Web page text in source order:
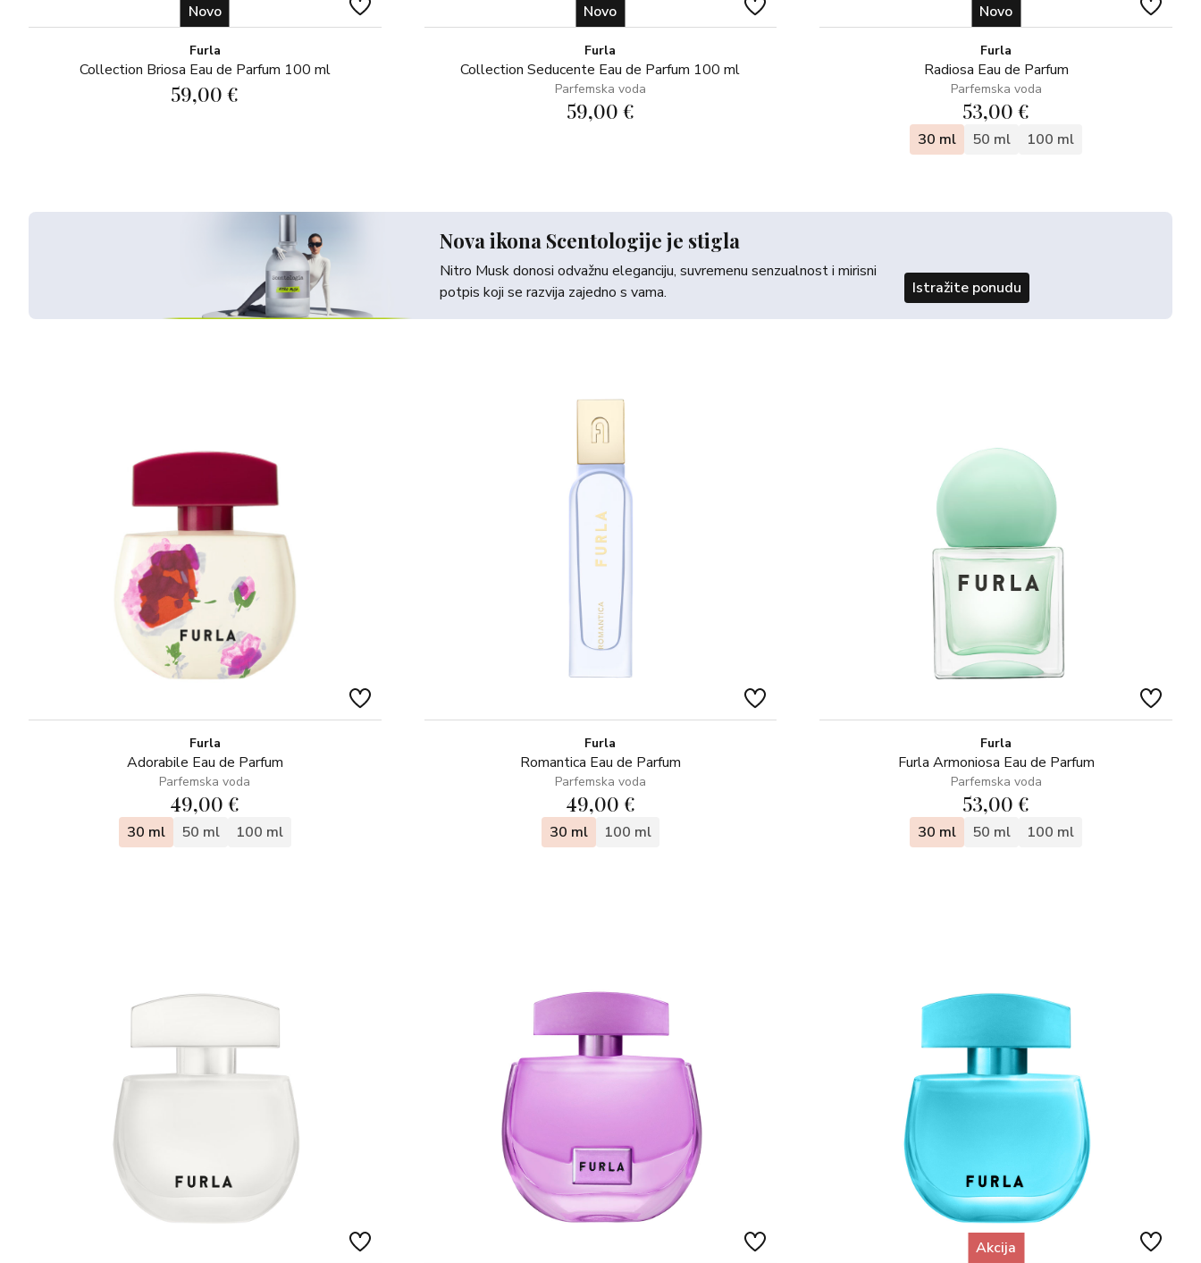
Novo
Furla
Collection Briosa Eau de Parfum 100 ml
59,00 €
Novo
Furla
Collection Seducente Eau de Parfum 100 ml
Parfemska voda
59,00 €
Nova ikona Scentologije je stigla
Nitro Musk donosi odvažnu eleganciju, suvremenu senzualnost i mirisni
potpis koji se razvija zajedno s vama.
Istražite ponudu
Novo
Furla
Radiosa Eau de Parfum
Parfemska voda
53,00 €
30 ml 50 ml 100 ml
Furla
Adorabile Eau de Parfum
Parfemska voda
49,00 €
30 ml 50 ml 100 ml
Furla
Romantica Eau de Parfum
Parfemska voda
49,00 €
30 ml 100 ml
Furla
Furla Armoniosa Eau de Parfum
Parfemska voda
53,00 €
30 ml 50 ml 100 ml
Akcija